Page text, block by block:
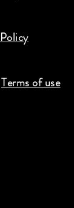
Terms of use